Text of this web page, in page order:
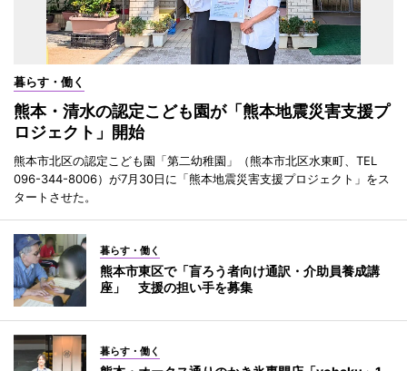
暮らす・働く
熊本・清水の認定こども園が「熊本地震災害支援プ
ロジェクト」開始
熊本市北区の認定こども園「第二幼稚園」（熊本市北区水東町、TEL
096-344-8006）が7月30日に「熊本地震災害支援プロジェクト」をス
タートさせた。
暮らす・働く
熊本市東区で「盲ろう者向け通訳・介助員養成講
座」 支援の担い手を募集
暮らす・働く